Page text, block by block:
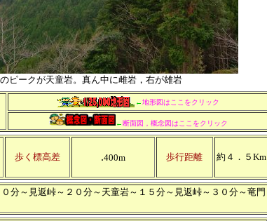
ピークが天童岩。真ん中に雌岩，右が雄岩
←地形図はここをクリック
←断面図，概念図はここをクリック
歩く標高差 .400m 歩行距離 約４．５Km
分～見返峠～２０分～天童岩～１５分～見返峠～３０分～竜門